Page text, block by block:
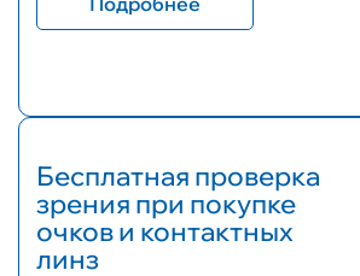
Бесплатная проверка
зрения при покупке
очков и контактных
линз